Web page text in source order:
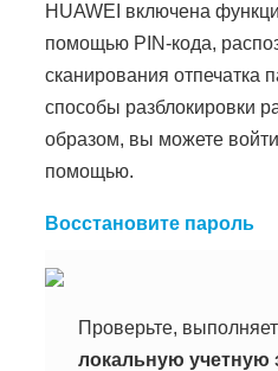
HUAWEI включена
помощью PIN-кода,
сканирования отпечатка
способы разблокировки
образом, вы можете
помощью.
Восстановите пароль
Проверьте,
локальную учетную